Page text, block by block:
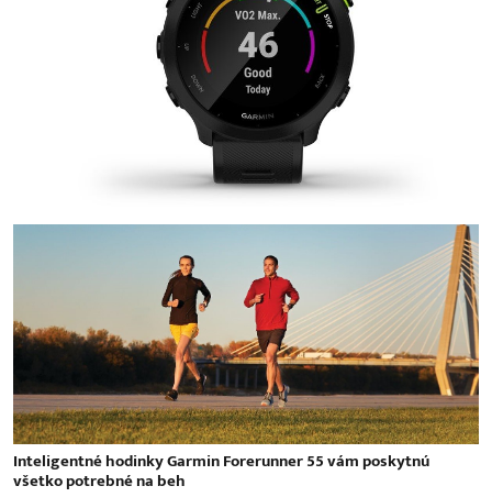
Inteligentné hodinky Garmin Forerunner 55 vám poskytnú
všetko potrebné na beh